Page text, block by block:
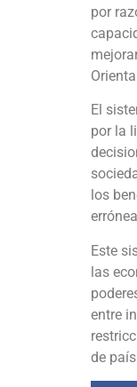
por
El
por la
los
Este
las
entre
de